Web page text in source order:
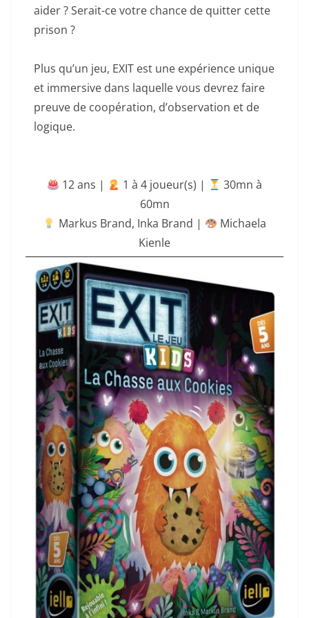
aider ? Serait-ce votre chance de quitter cette
prison ?
Plus qu’un jeu, EXIT est une expérience unique
et immersive dans laquelle vous devrez faire
preuve de coopération, d’observation et de
logique.
12 ans | ‍ 1 à 4 joueur(s) |
30mn à
60mn
Markus Brand, Inka Brand |
Michaela
Kienle